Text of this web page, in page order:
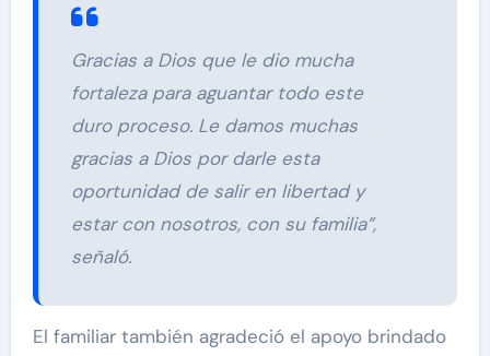
Gracias a Dios que le dio mucha
fortaleza para aguantar todo este
duro proceso. Le damos muchas
gracias a Dios por darle esta
oportunidad de salir en libertad y
estar con nosotros, con su familia”,
señaló.
El familiar también agradeció el apoyo brindado